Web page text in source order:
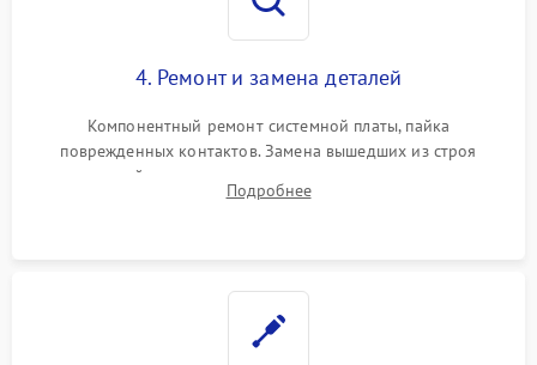
4. Ремонт и замена деталей
Компонентный ремонт системной платы, пайка
поврежденных контактов. Замена вышедших из строя
двигателей, изношенного аккумулятора, неисправного
лидара или помпы подачи воды. Восстановление шлейфов и
Подробнее